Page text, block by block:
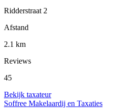
Ridderstraat 2
Afstand
2.1 km
Reviews
45
Bekijk taxateur
Soffree Makelaardij en Taxaties